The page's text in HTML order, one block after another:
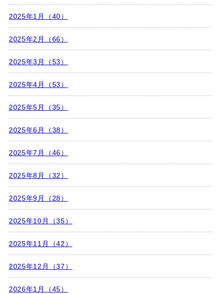
2025年1月（40）
2025年2月（66）
2025年3月（53）
2025年4月（53）
2025年5月（35）
2025年6月（38）
2025年7月（46）
2025年8月（32）
2025年9月（28）
2025年10月（35）
2025年11月（42）
2025年12月（37）
2026年1月（45）